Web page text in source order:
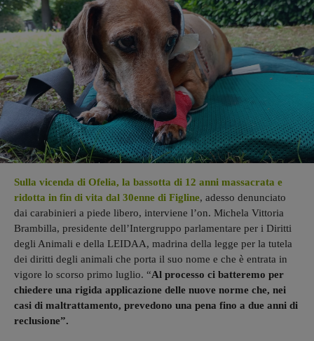
Sulla vicenda di Ofelia, la bassotta di 12 anni massacrata e
ridotta in fin di vita dal 30enne di Figline, adesso denunciato
dai carabinieri a piede libero, interviene l’on. Michela Vittoria
Brambilla, presidente dell’Intergruppo parlamentare per i Diritti
degli Animali e della LEIDAA, madrina della legge per la tutela
dei diritti degli animali che porta il suo nome e che è entrata in
vigore lo scorso primo luglio. “Al processo ci batteremo per
chiedere una rigida applicazione delle nuove norme che, nei
casi di maltrattamento, prevedono una pena fino a due anni di
reclusione”.